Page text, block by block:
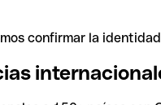
confirmar la